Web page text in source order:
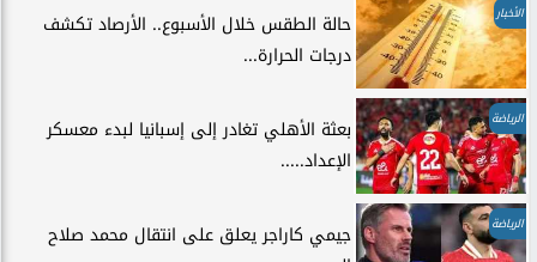
الأخبار
حالة الطقس خلال الأسبوع.. الأرصاد تكشف
درجات الحرارة...
الرياضة
بعثة الأهلي تغادر إلى إسبانيا لبدء معسكر
الإعداد.....
الرياضة
جيمي كاراجر يعلق على انتقال محمد صلاح